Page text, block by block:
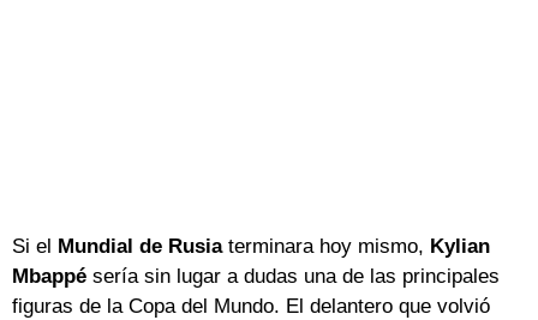
Si el Mundial de Rusiaterminara hoy mismo, Kylian
Mbappé sería sin lugar a dudas una de las principales
figuras de la Copa del Mundo. El delantero que volvió